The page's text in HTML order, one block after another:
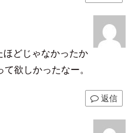
ほどじゃなかったか
欲しかったなー。
返信